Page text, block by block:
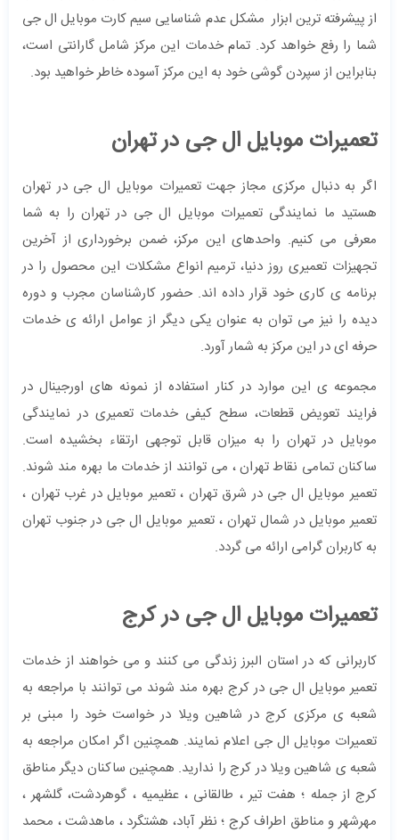
از پیشرفته ترین ابزار مشکل عدم شناسایی سیم کارت موبایل ال جی
شما را رفع خواهد کرد. تمام خدمات این مرکز شامل گارانتی است،
بنابراین از سپردن گوشی خود به این مرکز آسوده خاطر خواهید بود.
تعمیرات موبایل ال جی در تهران
اگر به دنبال مرکزی مجاز جهت تعمیرات موبایل ال جی در تهران
هستید ما نمایندگی تعمیرات موبایل ال جی در تهران را به شما
معرفی می کنیم. واحدهای این مرکز، ضمن برخورداری از آخرین
تجهیزات تعمیری روز دنیا، ترمیم انواع مشکلات این محصول را در
برنامه ی کاری خود قرار داده اند. حضور کارشناسان مجرب و دوره
دیده را نیز می توان به عنوان یکی دیگر از عوامل ارائه ی خدمات
حرفه ای در این مرکز به شمار آورد.
مجموعه ی این موارد در کنار استفاده از نمونه های اورجینال در
فرایند تعویض قطعات، سطح کیفی خدمات تعمیری در نمایندگی
موبایل در تهران را به میزان قابل توجهی ارتقاء بخشیده است.
ساکنان تمامی نقاط تهران ، می توانند از خدمات ما بهره مند شوند.
تعمیر موبایل ال جی در شرق تهران ، تعمیر موبایل در غرب تهران ،
تعمیر موبایل در شمال تهران ، تعمیر موبایل ال جی در جنوب تهران
به کاربران گرامی ارائه می گردد.
تعمیرات موبایل ال جی در کرج
کاربرانی که در استان البرز زندگی می کنند و می خواهند از خدمات
تعمیر موبایل ال جی در کرج بهره مند شوند می توانند با مراجعه به
شعبه ی مرکزی کرج در شاهین ویلا در خواست خود را مبنی بر
تعمیرات موبایل ال جی اعلام نمایند. همچنین اگر امکان مراجعه به
شعبه ی شاهین ویلا در کرج را ندارید. همچنین ساکنان دیگر مناطق
کرج از جمله ؛ هفت تیر ، طالقانی ، عظیمیه ، گوهردشت، گلشهر ،
مهرشهر و مناطق اطراف کرج ؛ نظر آباد، هشتگرد ، ماهدشت ، محمد